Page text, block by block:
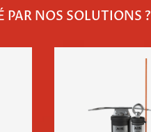
PAR NOS SOLUTIONS ?